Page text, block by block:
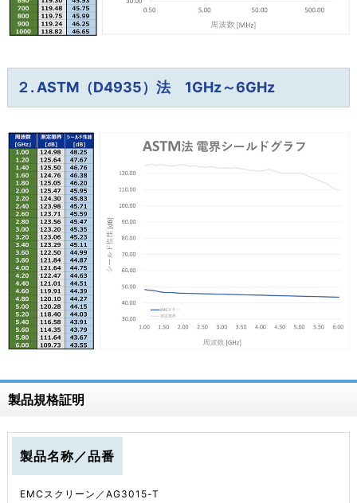
２. ASTM（D4935）法 1GHz～6GHz
製品規格証明
製品名称／品番
EMCスクリーン／AG3015-T